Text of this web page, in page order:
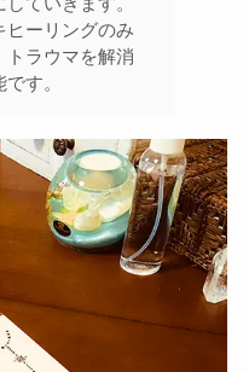
ヒーリングのみ
トラウマを解消
す。